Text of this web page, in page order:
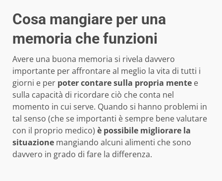
Cosa mangiare per una
memoria che funzioni
Avere una buona memoria si rivela davvero
importante per affrontare al meglio la vita di tutti i
giorni e per poter contare sulla propria mente e
sulla capacità di ricordare ciò che conta nel
momento in cui serve. Quando si hanno problemi in
tal senso (che se importanti è sempre bene valutare
con il proprio medico) è possibile migliorare la
situazione mangiando alcuni alimenti che sono
davvero in grado di fare la differenza.